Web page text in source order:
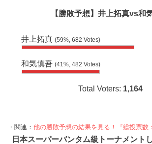
【勝敗予想】井上拓真vs和
井上拓真 (59%, 682 Votes)
和気慎吾 (41%, 482 Votes)
Total Voters: 1,164
・関連：他の勝敗予想の結果を見る！『総投票数
日本スーパーバンタム級トーナメント